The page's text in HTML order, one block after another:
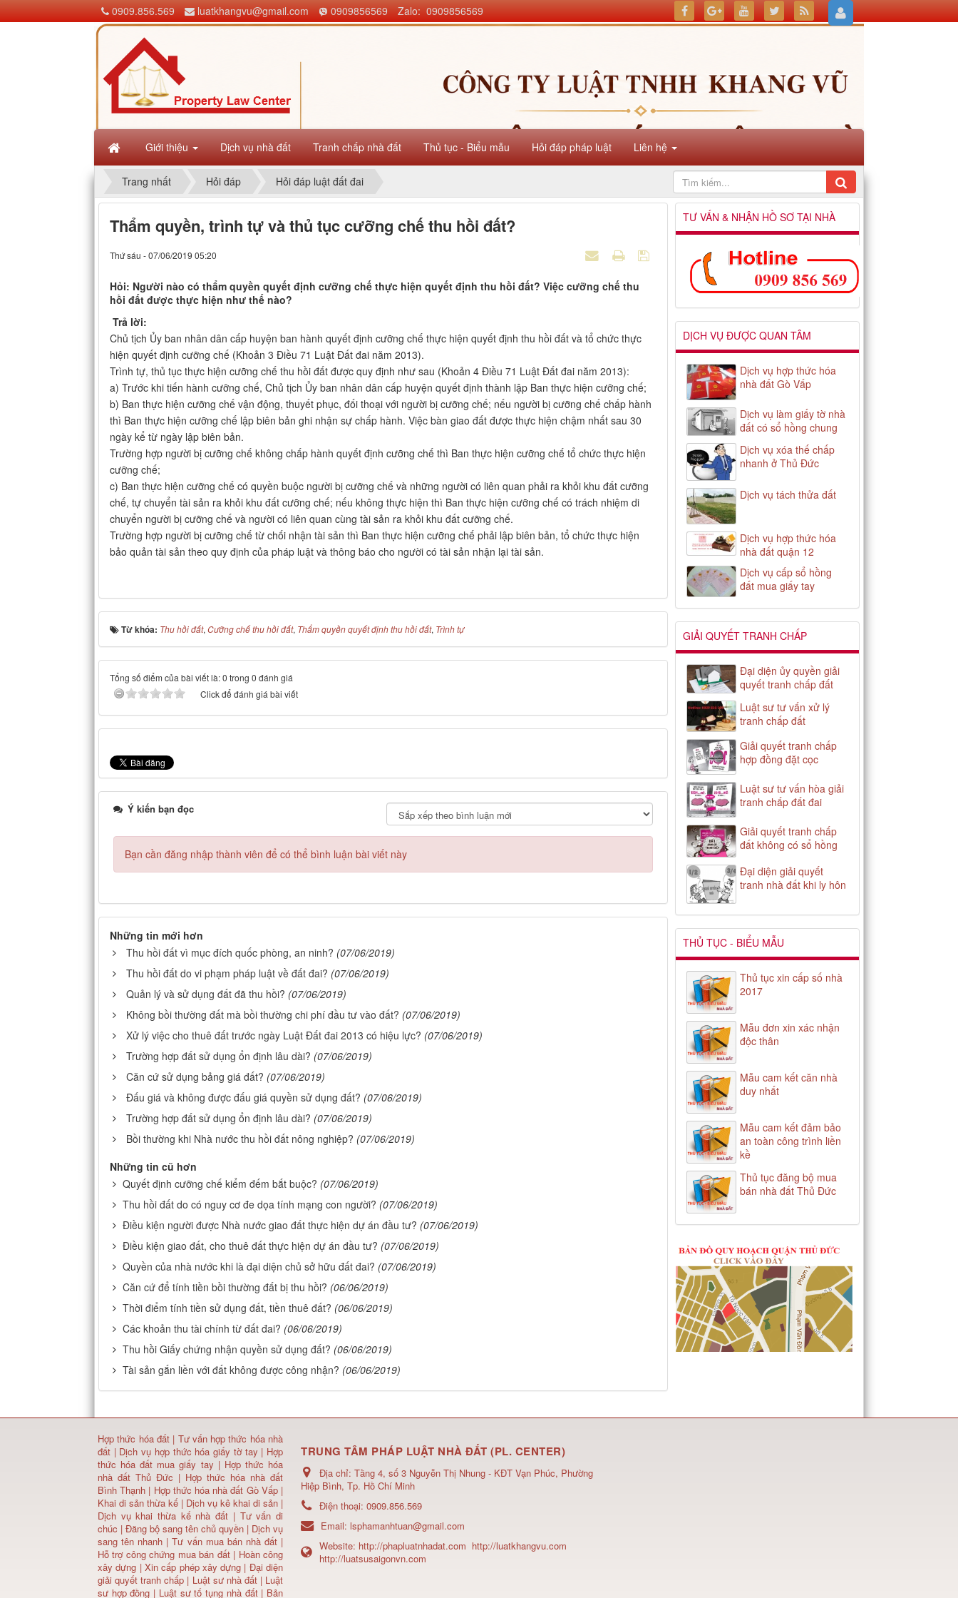
Giới thiệu Dịch vụ nhà đất Tranh chấp nhà đất Thủ tục - Biểu mẫu Hỏi đáp pháp luật Liên hệ
0909.856.569 luatkhangvu@gmail.com 0909856569 Zalo: 0909856569
Trang nhất Hỏi đáp Hỏi đáp luật đất đai
Thẩm quyền, trình tự và thủ tục cưỡng chế thu hồi đất?
Thứ sáu - 07/06/2019 05:20
Hỏi: Người nào có thẩm quyền quyết định cưỡng chế thực hiện quyết định thu hồi đất? Việc cưỡng chế thu
hồi đất được thực hiện như thế nào?
Trả lời:
Chủ tịch Ủy ban nhân dân cấp huyện ban hành quyết định cưỡng chế thực hiện quyết định thu hồi đất và tổ chức thực
hiện quyết định cưỡng chế (Khoản 3 Điều 71 Luật Đất đai năm 2013).
Trình tự, thủ tục thực hiện cưỡng chế thu hồi đất được quy định như sau (Khoản 4 Điều 71 Luật Đất đai năm 2013):
a) Trước khi tiến hành cưỡng chế, Chủ tịch Ủy ban nhân dân cấp huyện quyết định thành lập Ban thực hiện cưỡng chế;
b) Ban thực hiện cưỡng chế vận động, thuyết phục, đối thoại với người bị cưỡng chế; nếu người bị cưỡng chế chấp hành
thì Ban thực hiện cưỡng chế lập biên bản ghi nhận sự chấp hành. Việc bàn giao đất được thực hiện chậm nhất sau 30
ngày kể từ ngày lập biên bản.
Trường hợp người bị cưỡng chế không chấp hành quyết định cưỡng chế thì Ban thực hiện cưỡng chế tổ chức thực hiện
cưỡng chế;
c) Ban thực hiện cưỡng chế có quyền buộc người bị cưỡng chế và những người có liên quan phải ra khỏi khu đất cưỡng
chế, tự chuyển tài sản ra khỏi khu đất cưỡng chế; nếu không thực hiện thì Ban thực hiện cưỡng chế có trách nhiệm di
chuyển người bị cưỡng chế và người có liên quan cùng tài sản ra khỏi khu đất cưỡng chế.
Trường hợp người bị cưỡng chế từ chối nhận tài sản thì Ban thực hiện cưỡng chế phải lập biên bản, tổ chức thực hiện
bảo quản tài sản theo quy định của pháp luật và thông báo cho người có tài sản nhận lại tài sản.
Từ khóa: Thu hồi đất, Cưỡng chế thu hồi đất, Thẩm quyền quyết định thu hồi đất, Trình tự
Tổng số điểm của bài viết là: 0 trong 0 đánh giá
Click để đánh giá bài viết
Ý kiến bạn đọc
Bạn cần đăng nhập thành viên để có thể bình luận bài viết này
Những tin mới hơn
Thu hồi đất vì mục đích quốc phòng, an ninh? (07/06/2019)
Thu hồi đất do vi phạm pháp luật về đất đai? (07/06/2019)
Quản lý và sử dụng đất đã thu hồi? (07/06/2019)
Không bồi thường đất mà bồi thường chi phí đầu tư vào đất? (07/06/2019)
Xử lý việc cho thuê đất trước ngày Luật Đất đai 2013 có hiệu lực? (07/06/2019)
Trường hợp đất sử dụng ổn định lâu dài? (07/06/2019)
Căn cứ sử dụng bảng giá đất? (07/06/2019)
Đấu giá và không được đấu giá quyền sử dụng đất? (07/06/2019)
Trường hợp đất sử dụng ổn định lâu dài? (07/06/2019)
Bồi thường khi Nhà nước thu hồi đất nông nghiệp? (07/06/2019)
Những tin cũ hơn
Quyết định cưỡng chế kiểm đếm bắt buộc? (07/06/2019)
Thu hồi đất do có nguy cơ đe dọa tính mạng con người? (07/06/2019)
Điều kiện người được Nhà nước giao đất thực hiện dự án đầu tư? (07/06/2019)
Điều kiện giao đất, cho thuê đất thực hiện dự án đầu tư? (07/06/2019)
Quyền của nhà nước khi là đại diện chủ sở hữu đất đai? (07/06/2019)
Căn cứ để tính tiền bồi thường đất bị thu hồi? (06/06/2019)
Thời điểm tính tiền sử dụng đất, tiền thuê đất? (06/06/2019)
Các khoản thu tài chính từ đất đai? (06/06/2019)
Thu hồi Giấy chứng nhận quyền sử dụng đất? (06/06/2019)
Tài sản gắn liền với đất không được công nhận? (06/06/2019)
TƯ VẤN & NHẬN HỒ SƠ TẠI NHÀ
DỊCH VỤ ĐƯỢC QUAN TÂM
Dịch vụ hợp thức hóa
nhà đất Gò Vấp
Dịch vụ làm giấy tờ nhà
đất có sổ hồng chung
Dịch vụ xóa thế chấp
nhanh ở Thủ Đức
Dịch vụ tách thửa đất
Dịch vụ hợp thức hóa
nhà đất quận 12
Dịch vụ cấp sổ hồng
đất mua giấy tay
GIẢI QUYẾT TRANH CHẤP
Đại diện ủy quyền giải
quyết tranh chấp đất
Luật sư tư vấn xử lý
tranh chấp đất
Giải quyết tranh chấp
hợp đồng đặt cọc
Luật sư tư vấn hòa giải
tranh chấp đất đai
Giải quyết tranh chấp
đất không có sổ hồng
Đại diện giải quyết
tranh nhà đất khi ly hôn
THỦ TỤC - BIỂU MẪU
Thủ tục xin cấp số nhà
2017
Mẫu đơn xin xác nhận
độc thân
Mẫu cam kết căn nhà
duy nhất
Mẫu cam kết đảm bảo
an toàn công trình liền
kề
Thủ tục đăng bộ mua
bán nhà đất Thủ Đức
Hợp thức hóa đất| Tư vấn hợp thức hóa nhà
đất | Dịch vụ hợp thức hóa giấy tờ tay | Hợp
thức hóa đất mua giấy tay | Hợp thức hóa
nhà đất Thủ Đức | Hợp thức hóa nhà đất
Bình Thạnh | Hợp thức hóa nhà đất Gò Vấp|
Khai di sản thừa kế | Dịch vụ kê khai di sản |
Dịch vụ khai thừa kế nhà đất | Tư vấn di
chúc | Đăng bộ sang tên chủ quyền | Dịch vụ
sang tên nhanh |Tư vấn mua bán nhà đất |
Hỗ trợ công chứng mua bán đất | Hoàn công
xây dựng | Xin cấp phép xây dựng | Đại diện
giải quyết tranh chấp | Luật sư nhà đất| Luật
sư hợp đồng | Luật sư tố tụng nhà đất | Bản
TRUNG TÂM PHÁP LUẬT NHÀ ĐẤT (PL. CENTER)
Địa chỉ: Tầng 4, số 3 Nguyễn Thị Nhung - KĐT Vạn Phúc, Phường
Hiệp Bình, Tp. Hồ Chí Minh
Điện thoại: 0909.856.569
Email: lsphamanhtuan@gmail.com
Website: http://phapluatnhadat.com http://luatkhangvu.com
http://luatsusaigonvn.com